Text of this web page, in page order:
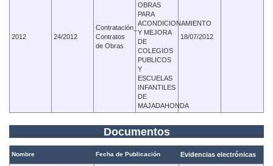
2012 24/2012
Contratación_
Contratos
de Obras
OBRAS
PARA
ACONDICIONAMIENTO
Y MEJORA
DE
COLEGIOS
PUBLICOS
Y
ESCUELAS
INFANTILES
DE
MAJADAHONDA
18/07/2012
Documentos
Nombre Fecha de Publicación Evidencias electrónicas